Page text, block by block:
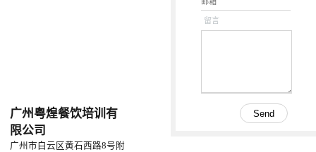
广州粤煌餐饮培训有
限公司
广州市白云区黄石西路8号附
留言